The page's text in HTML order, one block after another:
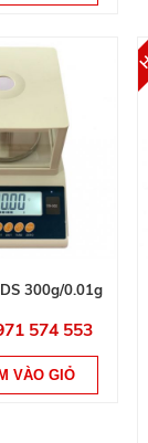
300g/0.01g
574 553